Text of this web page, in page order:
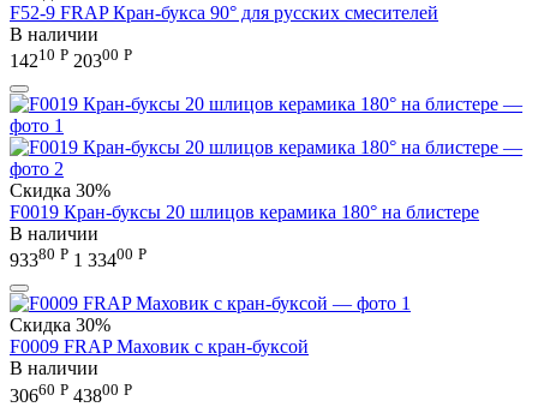
F52-9 FRAP Кран-букса 90° для русских смесителей
В наличии
14210 Р 20300 Р
Скидка 30%
F0019 Кран-буксы 20 шлицов керамика 180° на блистере
В наличии
93380 Р 1 33400 Р
Скидка 30%
F0009 FRAP Маховик с кран-буксой
В наличии
30660 Р 43800 Р